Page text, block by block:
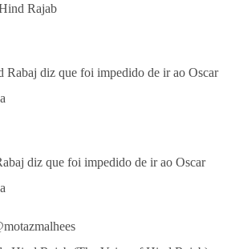
Rajab
diz que foi impedido de ir ao Oscar